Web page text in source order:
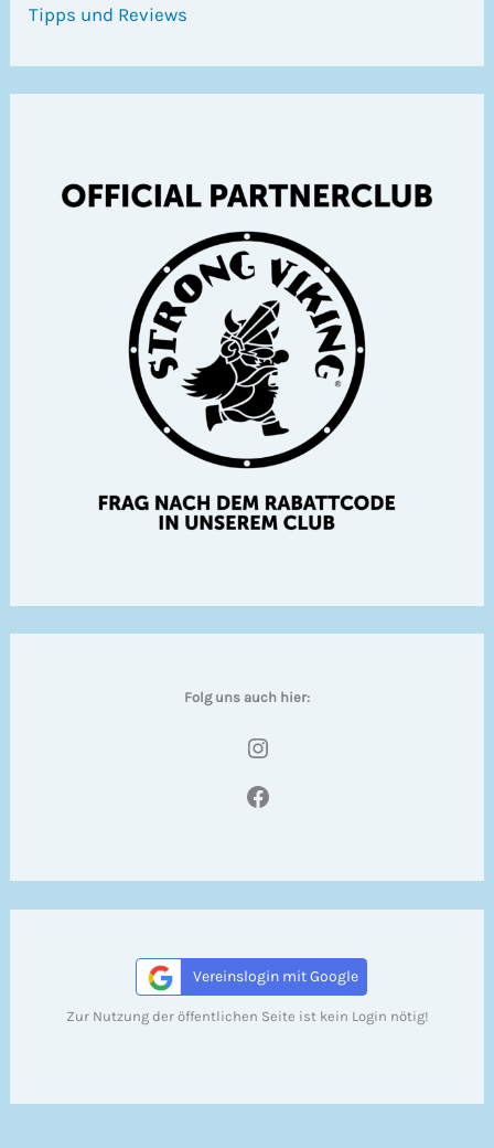
Tipps und Reviews
Folg uns auch hier:
Instagram
Facebook
Vereinslogin mit Google
Zur Nutzung der öffentlichen Seite ist kein Login nötig!